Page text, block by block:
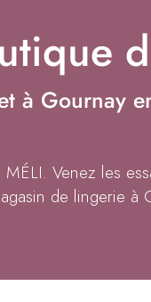
à Gournay
Venez les
de lingerie à